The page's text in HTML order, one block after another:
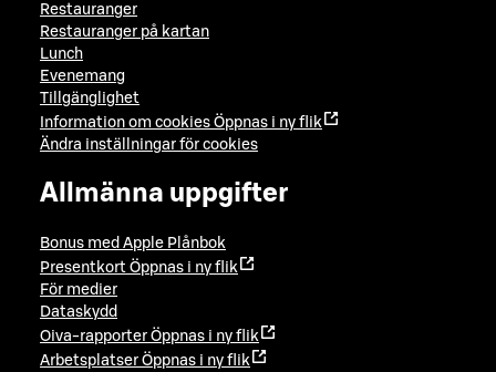
Restauranger
Restauranger på kartan
Lunch
Evenemang
Tillgänglighet
Information om cookies Öppnas i ny flik
Ändra inställningar för cookies
Allmänna uppgifter
Bonus med Apple Plånbok
Presentkort Öppnas i ny flik
För medier
Dataskydd
Oiva-rapporter Öppnas i ny flik
Arbetsplatser Öppnas i ny flik